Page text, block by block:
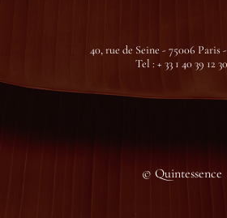
40, rue de Seine - 75006 Paris
Tel : + 33 1 40 39 12 30
© Quintessence